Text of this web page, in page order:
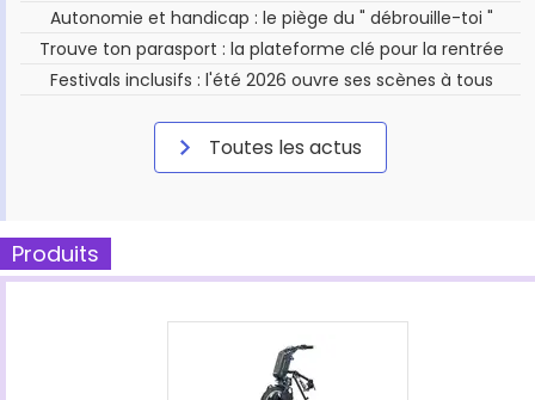
Autonomie et handicap : le piège du " débrouille-toi "
Trouve ton parasport : la plateforme clé pour la rentrée
Festivals inclusifs : l'été 2026 ouvre ses scènes à tous
Toutes les actus
Produits